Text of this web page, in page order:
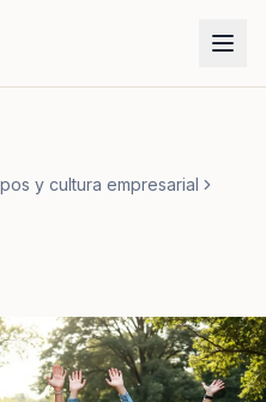
y cultura empresarial